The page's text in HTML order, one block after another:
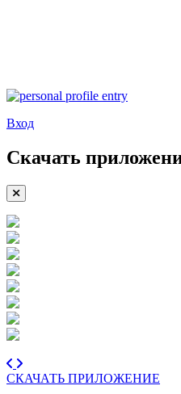
Вход
Скачать
СКАЧАТЬ ПРИЛОЖЕНИЕ